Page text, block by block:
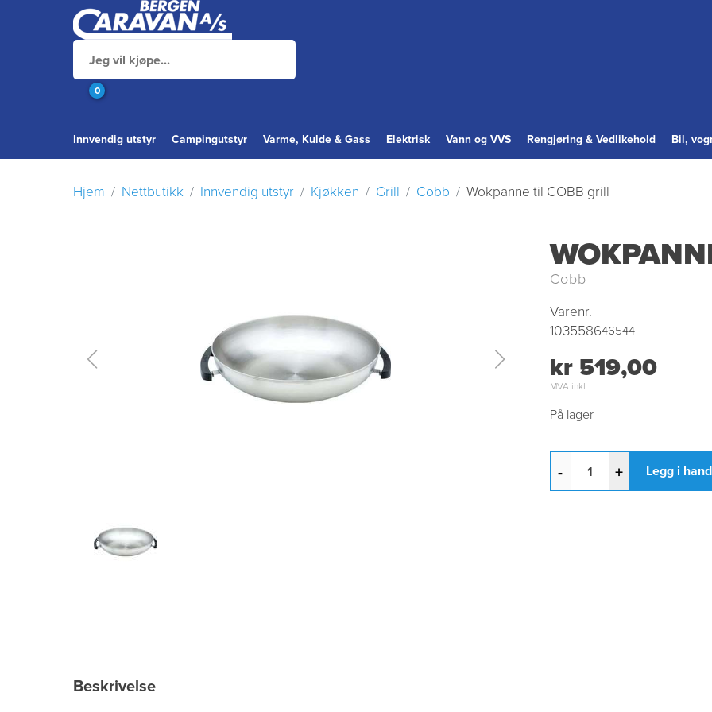
0
Innvendig utstyr Campingutstyr Varme, Kulde & Gass Elektrisk Vann og VVS Rengjøring & Vedlikehold Bil,
Hjem Nettbutikk Innvendig utstyr Kjøkken Grill Cobb Wokpanne til COBB grill
Cobb
Varenr.
103558646544
kr 519,00
MVA inkl.
På lager
- + Legg i
Beskrivelse